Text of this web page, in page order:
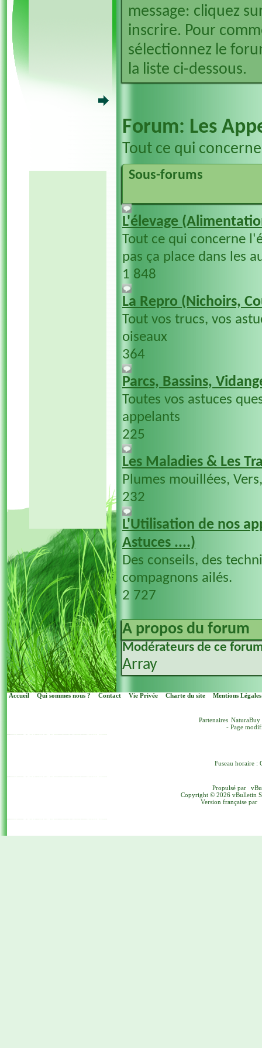
message: cliquez
inscrire. Pour
sélectionnez le
la liste ci-dessous.
Forum: Les
Tout ce qui
Sous-forums
L'élevage
Tout ce qui concerne
pas ça place dans les
1 848
La Repro (Nichoirs,
Tout vos trucs, vos
oiseaux
364
Parcs, Bassins,
Toutes vos astuces
appelants
225
Les Maladies & Les
Plumes mouillées,
232
L'Utilisation de nos
Astuces ....)
Des conseils, des
compagnons ailés.
2 727
A propos du forum
Modérateurs de ce
Array
Accueil Qui sommes nous ? Contact Vie Privée Charte du site Mentions Légales
Partenaires NaturaBuy
- Page
Fuseau horaire :
Propulsé par
Copyright © 2026 vBulletin
Version française par